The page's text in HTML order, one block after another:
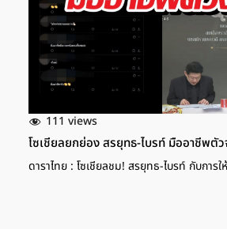
111 views
โซเชียลยกย่อง สรยุทธ-ไบรท์ มืออาชีพตั
ดาราไทย : โซเชียลชม! สรยุทธ-ไบรท์ กับการ